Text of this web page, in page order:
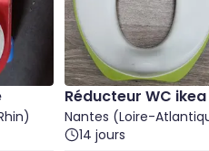
Réducteur WC ikea
Nantes (Loire-
14 jours